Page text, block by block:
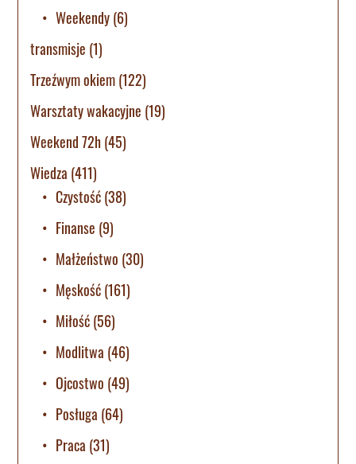
Weekendy(6)
transmisje (1)
Trzeźwym okiem(122)
Warsztaty wakacyjne (19)
Weekend 72h(45)
Wiedza (411)
Czystość(38)
Finanse (9)
Małżeństwo (30)
Męskość(161)
Miłość(56)
Modlitwa (46)
Ojcostwo (49)
Posługa (64)
Praca (31)